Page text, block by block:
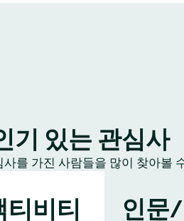
기 있는 관심사
를 가진 사람들을 많이 찾아볼
티비티 인문